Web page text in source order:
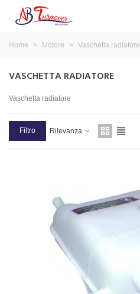
Home > Motore > Vaschetta radiatore
VASCHETTA RADIATORE
Vaschetta radiatore
Filtro Rilevanza